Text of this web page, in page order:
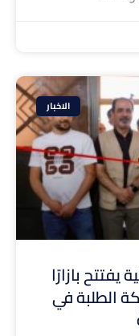
الاخبار
بازارًا
الطلبة في